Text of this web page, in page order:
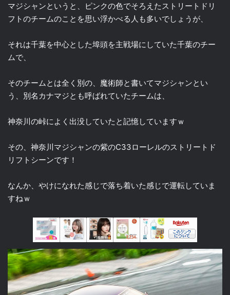
マジシャンというと、ピンクの色でそろえたストリートドリ
フトのチームのことを思い浮かべる人も多いでしょうが、
それは千葉を中心とした埠頭を主戦場にしていた千葉のチー
ムで、
そのチームとは全く別の、魔術師と書いてマジシャンとい
う、別名カナマジとも呼ばれていたチームは、
神奈川の峠によく出没していたと記憶していますｗ
その、神奈川マジシャンの紫のC33ローレルのストリートド
リフトシーンです！
なんか、やけになれた感じで落ち着いた感じで運転していま
すねｗ